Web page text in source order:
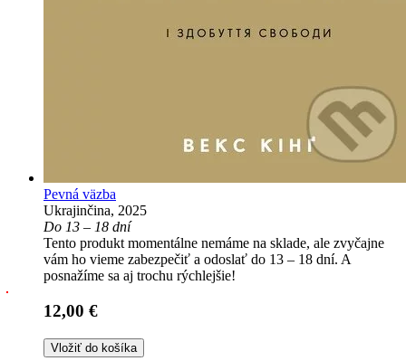
Pevná väzba
Ukrajinčina, 2025
Do 13 – 18 dní
Tento produkt momentálne nemáme na sklade, ale zvyčajne
vám ho vieme zabezpečiť a odoslať do 13 – 18 dní. A
posnažíme sa aj trochu rýchlejšie!
12,00 €
Vložiť do košíka